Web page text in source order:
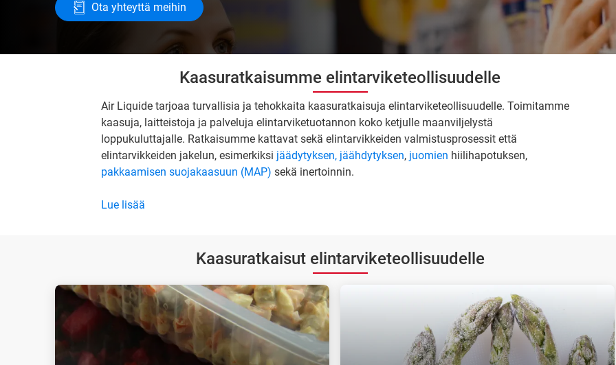
Ota yhteyttä meihin
Kaasuratkaisumme elintarviketeollisuudelle
Air Liquide tarjoaa turvallisia ja tehokkaita kaasuratkaisuja elintarviketeollisuudelle. Toimitamme
kaasuja, laitteistoja ja palveluja elintarviketuotannon koko ketjulle maanviljelystä
loppukuluttajalle. Ratkaisumme kattavat sekä elintarvikkeiden valmistusprosessit että
elintarvikkeiden jakelun, esimerkiksi jäädytyksen, jäähdytyksen, juomien hiilihapotuksen,
pakkaamisen suojakaasuun (MAP) sekä inertoinnin.
Lue lisää
Kaasuratkaisut elintarviketeollisuudelle